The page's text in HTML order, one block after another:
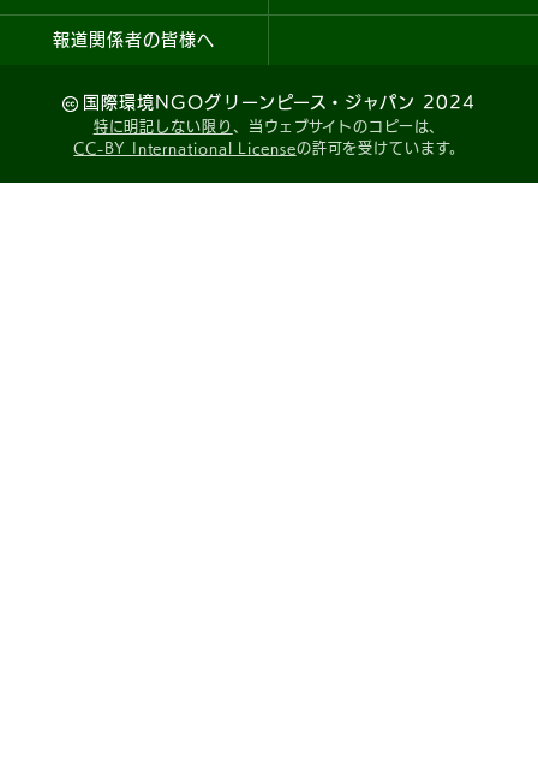
報道関係者の皆様へ
国際環境NGOグリーンピース・ジャパン 2024
特に明記しない限り 、当ウェブサイトのコピーは、
CC-BY International Licenseの許可を受けています。